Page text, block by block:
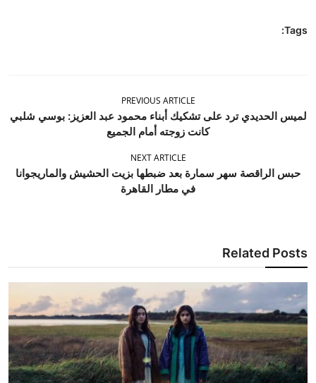
Tags:
PREVIOUS ARTICLE
لميس الحديدي ترد على تشكيك أبناء محمود عبد العزيز: بوسي شلبي
كانت زوجته أمام الجميع
NEXT ARTICLE
حبس الراقصة سهر سمارة بعد ضبطها بزيت الحشيش والماريجوانا
في مطار القاهرة
Related Posts